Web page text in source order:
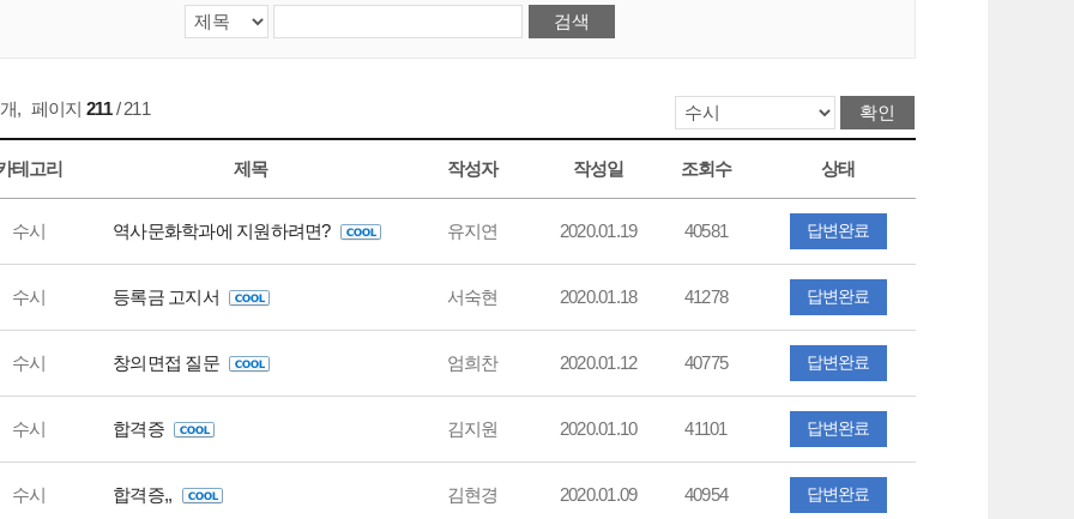
, 페이지 211/ 211
테고리 제목 작성자 작성일 조회수 상태
수시 역사문화학과에 지원하려면? 유지연 2020.01.19 40581 답변완료
수시 등록금 고지서 서숙현 2020.01.18 41278 답변완료
수시 창의면접 질문 엄희찬 2020.01.12 40775 답변완료
수시 합격증 김지원 2020.01.10 41101 답변완료
수시 합격증,, 김현경 2020.01.09 40954 답변완료